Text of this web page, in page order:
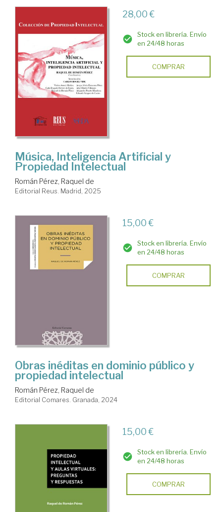
28,00 €
Stock en librería. Envío
en 24/48 horas
COMPRAR
Música, Inteligencia Artificial y
Propiedad Intelectual
Román Pérez, Raquel de
Editorial Reus. Madrid, 2025
15,00 €
Stock en librería. Envío
en 24/48 horas
COMPRAR
Obras inéditas en dominio público y
propiedad intelectual
Román Pérez, Raquel de
Editorial Comares. Granada, 2024
15,00 €
Stock en librería. Envío
en 24/48 horas
COMPRAR